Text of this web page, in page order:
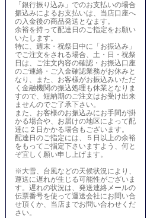
「銀行振り込み」でのお支払いの場合
振込みによるお支払いは、当店口座へ
の入金後の商品発送となます。
余裕を持って配達日のご指定をお願い
いたします。
特に、週末・祝祭日中に「お振込み」
でご注文をされる場合、土・日・祝祭
日は、ご注文内容の確認・お振込口座
のご連絡・ご入金確認業務がお休みと
なり、また、お客様がお振込みいただ
く金融機関の振込処理も休業となりま
すので、短納期のご注文はお受け出来
ませんのでご了承下さい。
また、お客様のお振込みにお手間が掛
かる場合や、お届けの地区によって配
達に２日かかる場合もございます。
配達日のご指定には、５日以上の余裕
をもってご指定下さいますよう、何と
ぞ宜しく願い申し上げます。
※大雪、台風などの天候状況により、
運送に遅れが生じる可能性がございま
す。遅れの状況は、発送連絡メールの
伝票番号を使って運送会社にお問い合
せ頂くか、当店までお問い合わせくだ
さい。